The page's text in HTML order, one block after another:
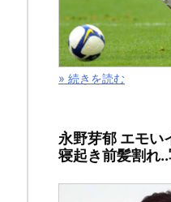
ク
佐
藤
朗
素
顔！
» 続きを読む
永野芽郁 エモい
寝起き前髪割れ